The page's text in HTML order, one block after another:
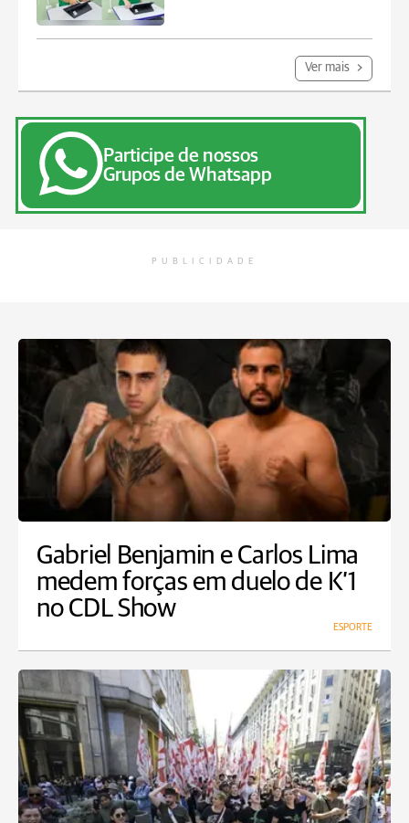
Ver mais
Participe de nossos
Grupos de Whatsapp
PUBLICIDADE
Gabriel Benjamin e Carlos Lima
medem forças em duelo de K’1
no CDL Show
ESPORTE